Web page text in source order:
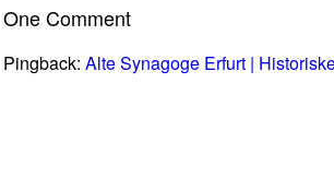
One Comment
Pingback: Alte Synagoge Erfurt |